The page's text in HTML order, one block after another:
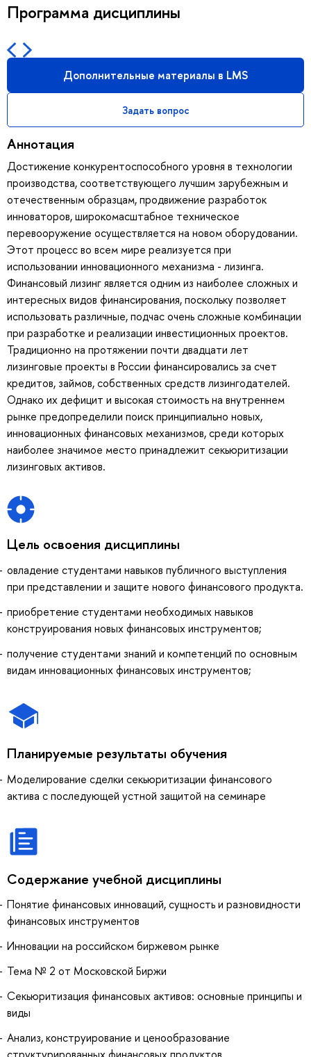
Программа дисциплины
Дополнительные материалы в LMS
Задать вопрос
Аннотация
Достижение конкурентоспособного уровня в технологии
производства, соответствующего лучшим зарубежным и
отечественным образцам, продвижение разработок
инноваторов, широкомасштабное техническое
перевооружение осуществляется на новом оборудовании.
Этот процесс во всем мире реализуется при
использовании инновационного механизма - лизинга.
Финансовый лизинг является одним из наиболее сложных и
интересных видов финансирования, поскольку позволяет
использовать различные, подчас очень сложные комбинации
при разработке и реализации инвестиционных проектов.
Традиционно на протяжении почти двадцати лет
лизинговые проекты в России финансировались за счет
кредитов, займов, собственных средств лизингодателей.
Однако их дефицит и высокая стоимость на внутреннем
рынке предопределили поиск принципиально новых,
инновационных финансовых механизмов, среди которых
наиболее значимое место принадлежит секьюритизации
лизинговых активов.
Цель освоения дисциплины
овладение студентами навыков публичного выступления
при представлении и защите нового финансового продукта.
приобретение студентами необходимых навыков
конструирования новых финансовых инструментов;
получение студентами знаний и компетенций по основным
видам инновационных финансовых инструментов;
Планируемые результаты обучения
Моделирование сделки секьюритизации финансового
актива с последующей устной защитой на семинаре
Содержание учебной дисциплины
Понятие финансовых инноваций, сущность и разновидности
финансовых инструментов
Инновации на российском биржевом рынке
Тема № 2 от Московской Биржи
Секьюритизация финансовых активов: основные принципы и
виды
Анализ, конструирование и ценообразование